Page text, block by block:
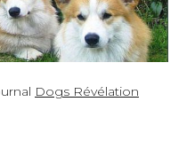
Dogs Révélation